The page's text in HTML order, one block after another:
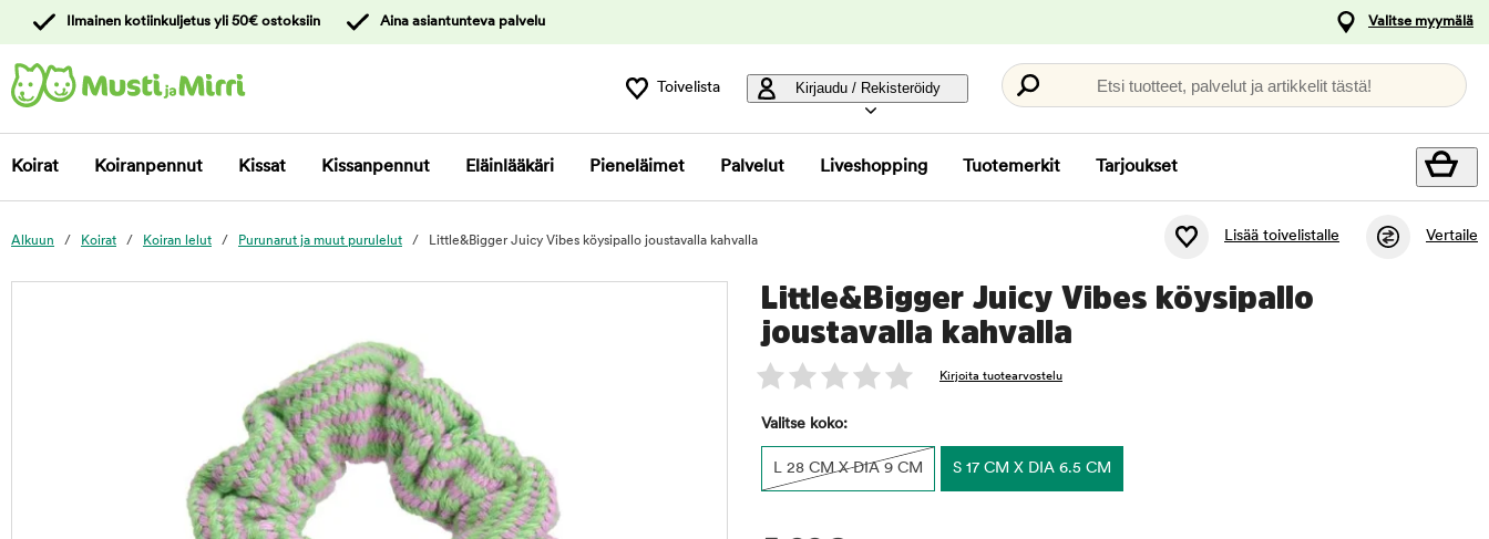
asiakaspalveluun
Ilmainen kotiinkuljetus yli 50€ ostoksiin Aina asiantunteva palvelu Valitse myymälä
Toivelista Kirjaudu / Rekisteröidy Etsi tuotteet, palvelut ja artikkelit tästä!
Koirat Koiranpennut Kissat Kissanpennut Eläinlääkäri Pieneläimet Palvelut Liveshopping Tuotemerkit Tarjoukset
Alkuun Koirat Koiran lelut Purunarut ja muut purulelut Little&Bigger Juicy Vibes köysipallo joustavalla kahvalla Lisää toivelistalle Vertaile
Little&Bigger Juicy Vibes köysipallo
joustavalla kahvalla
Kirjoita tuotearvostelu
Valitse koko:
L 28 CM X DIA 9 CM S 17 CM X DIA 6.5 CM